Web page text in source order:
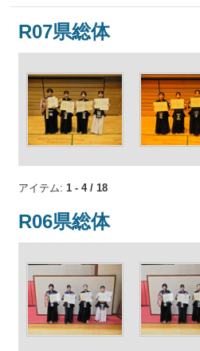
R07県総体
アイテム: 1 - 4 / 18
R06県総体